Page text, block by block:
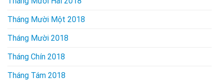
Tháng Mười Một 2018
Tháng Mười 2018
Tháng Chín 2018
Tháng Tám 2018